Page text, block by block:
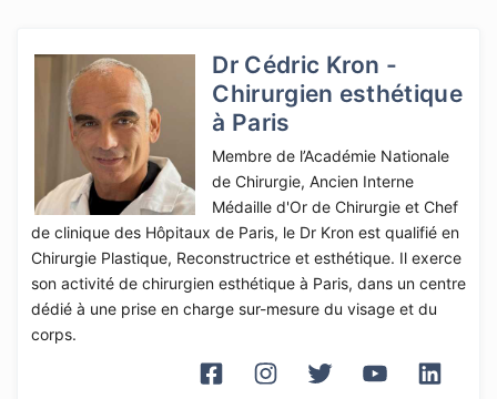
Dr Cédric Kron -
Chirurgien esthétique
à Paris
Membre de l’Académie Nationale
de Chirurgie, Ancien Interne
Médaille d'Or de Chirurgie et Chef
de clinique des Hôpitaux de Paris, le Dr Kron est qualifié en
Chirurgie Plastique, Reconstructrice et esthétique. Il exerce
son activité de chirurgien esthétique à Paris, dans un centre
dédié à une prise en charge sur-mesure du visage et du
corps.